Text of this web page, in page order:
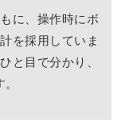
に、操作時にボ
を採用していま
と目で分かり、